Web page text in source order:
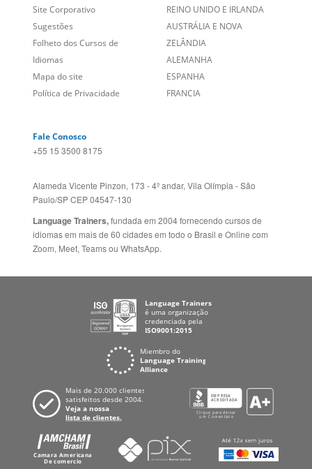
Sugestões
Folheto dos Cursos de
Idiomas
Mapa do site
Política de Privacidade
AUSTRÁLIA E NOVA
ZELÂNDIA
ALEMANHA
ESPANHA
FRANCIA
+55 15 3500 8175
Paulo/SP CEP 04547-130
Language Trainers,fundada em 2004 fornecendo cursos de
idiomas em mais de 60 cidades em todo o Brasil e Online com
Zoom, Meet, Teams ou WhatsApp.